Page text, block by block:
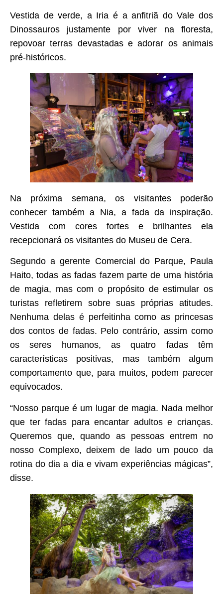
Vestida de verde, a Iria é a anfitriã do Vale dos
Dinossauros justamente por viver na floresta,
repovoar terras devastadas e adorar os animais
pré-históricos.
Na próxima semana, os visitantes poderão
conhecer também a Nia, a fada da inspiração.
Vestida com cores fortes e brilhantes ela
recepcionará os visitantes do Museu de Cera.
Segundo a gerente Comercial do Parque, Paula
Haito, todas as fadas fazem parte de uma história
de magia, mas com o propósito de estimular os
turistas refletirem sobre suas próprias atitudes.
Nenhuma delas é perfeitinha como as princesas
dos contos de fadas. Pelo contrário, assim como
os seres humanos, as quatro fadas têm
características positivas, mas também algum
comportamento que, para muitos, podem parecer
equivocados.
“Nosso parque é um lugar de magia. Nada melhor
que ter fadas para encantar adultos e crianças.
Queremos que, quando as pessoas entrem no
nosso Complexo, deixem de lado um pouco da
rotina do dia a dia e vivam experiências mágicas”,
disse.